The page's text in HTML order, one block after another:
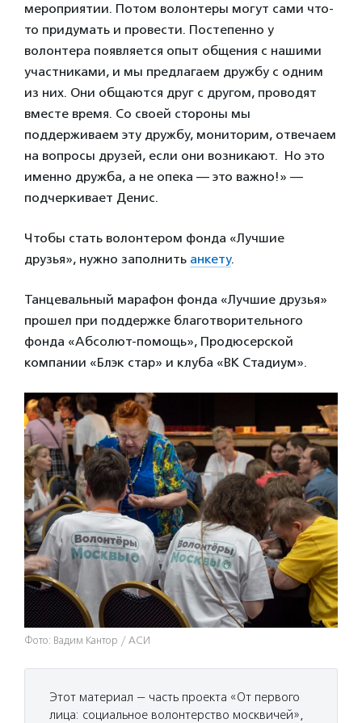
мероприятии. Потом волонтеры могут сами что-
то придумать и провести. Постепенно у
волонтера появляется опыт общения с нашими
участниками, и мы предлагаем дружбу с одним
из них. Они общаются друг с другом, проводят
вместе время. Со своей стороны мы
поддерживаем эту дружбу, мониторим, отвечаем
на вопросы друзей, если они возникают. Но это
именно дружба, а не опека — это важно!» —
подчеркивает Денис.
Чтобы стать волонтером фонда «Лучшие
друзья», нужно заполнить анкету.
Танцевальный марафон фонда «Лучшие друзья»
прошел при поддержке благотворительного
фонда «Абсолют-помощь», Продюсерской
компании «Блэк стар» и клуба «ВК Стадиум».
Фото: Вадим Кантор / АСИ
Этот материал — часть проекта «От первого
лица: социальное волонтерство москвичей»,